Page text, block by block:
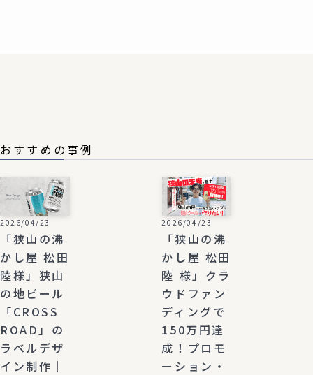
おすすめの事例
2026/04/23
「狭山の沸
かし屋 松田
陸様」狭山
の地ビール
「CROSS
ROAD」の
ラベルデザ
イン制作｜
2026/04/23
「狭山の沸
かし屋 松田
陸 様」クラ
ウドファン
ディングで
150万円達
成！プロモ
ーション・